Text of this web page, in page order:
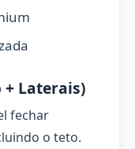
+ Laterais)
fechar
o teto.